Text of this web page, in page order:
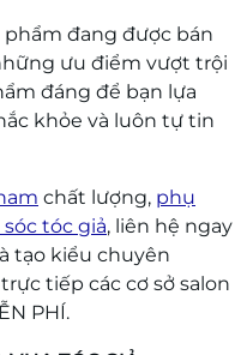
phẩm đang được bán
ưu điểm vượt trội
đáng để bạn lựa
khỏe và luôn tự tin
chất lượng, phụ
tóc giả, liên hệ ngay
tạo kiểu chuyên
tiếp các cơ sở salon
PHÍ.